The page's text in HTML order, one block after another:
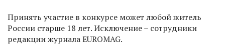
Принять участие в конкурсе может любой житель
России старше 18 лет. Исключение – сотрудники
редакции журнала EUROMAG.